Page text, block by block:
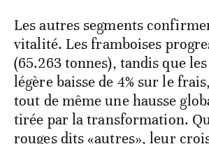
Les autres segments
vitalité. Les framboises
(65.263 tonnes), tandis que
légère baisse de 4% sur le
tout de même une hausse
tirée par la transformation.
rouges dits «autres», leur